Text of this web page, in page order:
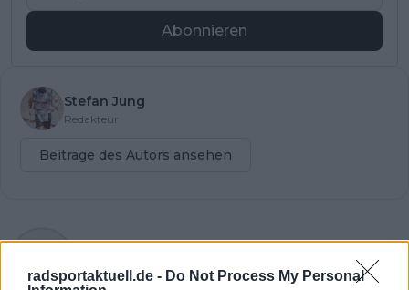
radsportaktuell.de - Do Not Process My Personal
Abonnieren
Stefan Jung
Redakteur
Beiträge des Autors ansehen
Besucher 0